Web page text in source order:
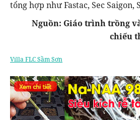
tổng hợp như Fastac, Sec Saigon,
Nguồn: Giáo trình trồng
chiếu
Villa FLC Sầm Sơn